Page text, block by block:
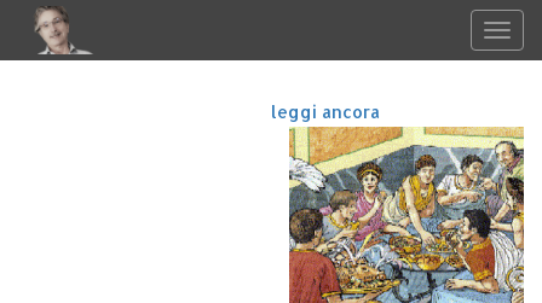
leggi ancora